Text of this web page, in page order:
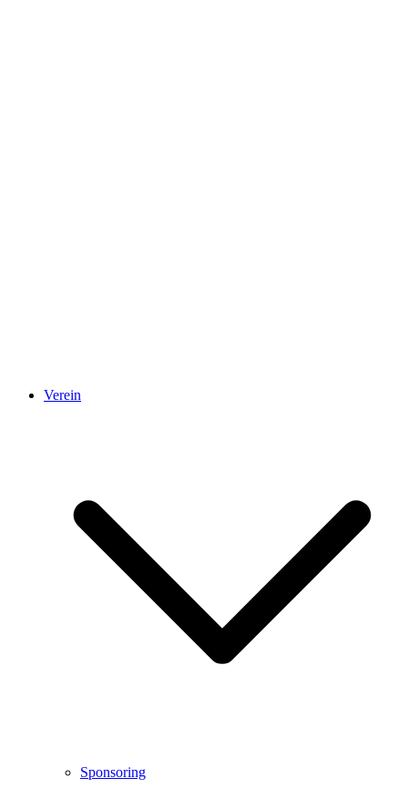
Verein
Sponsoring